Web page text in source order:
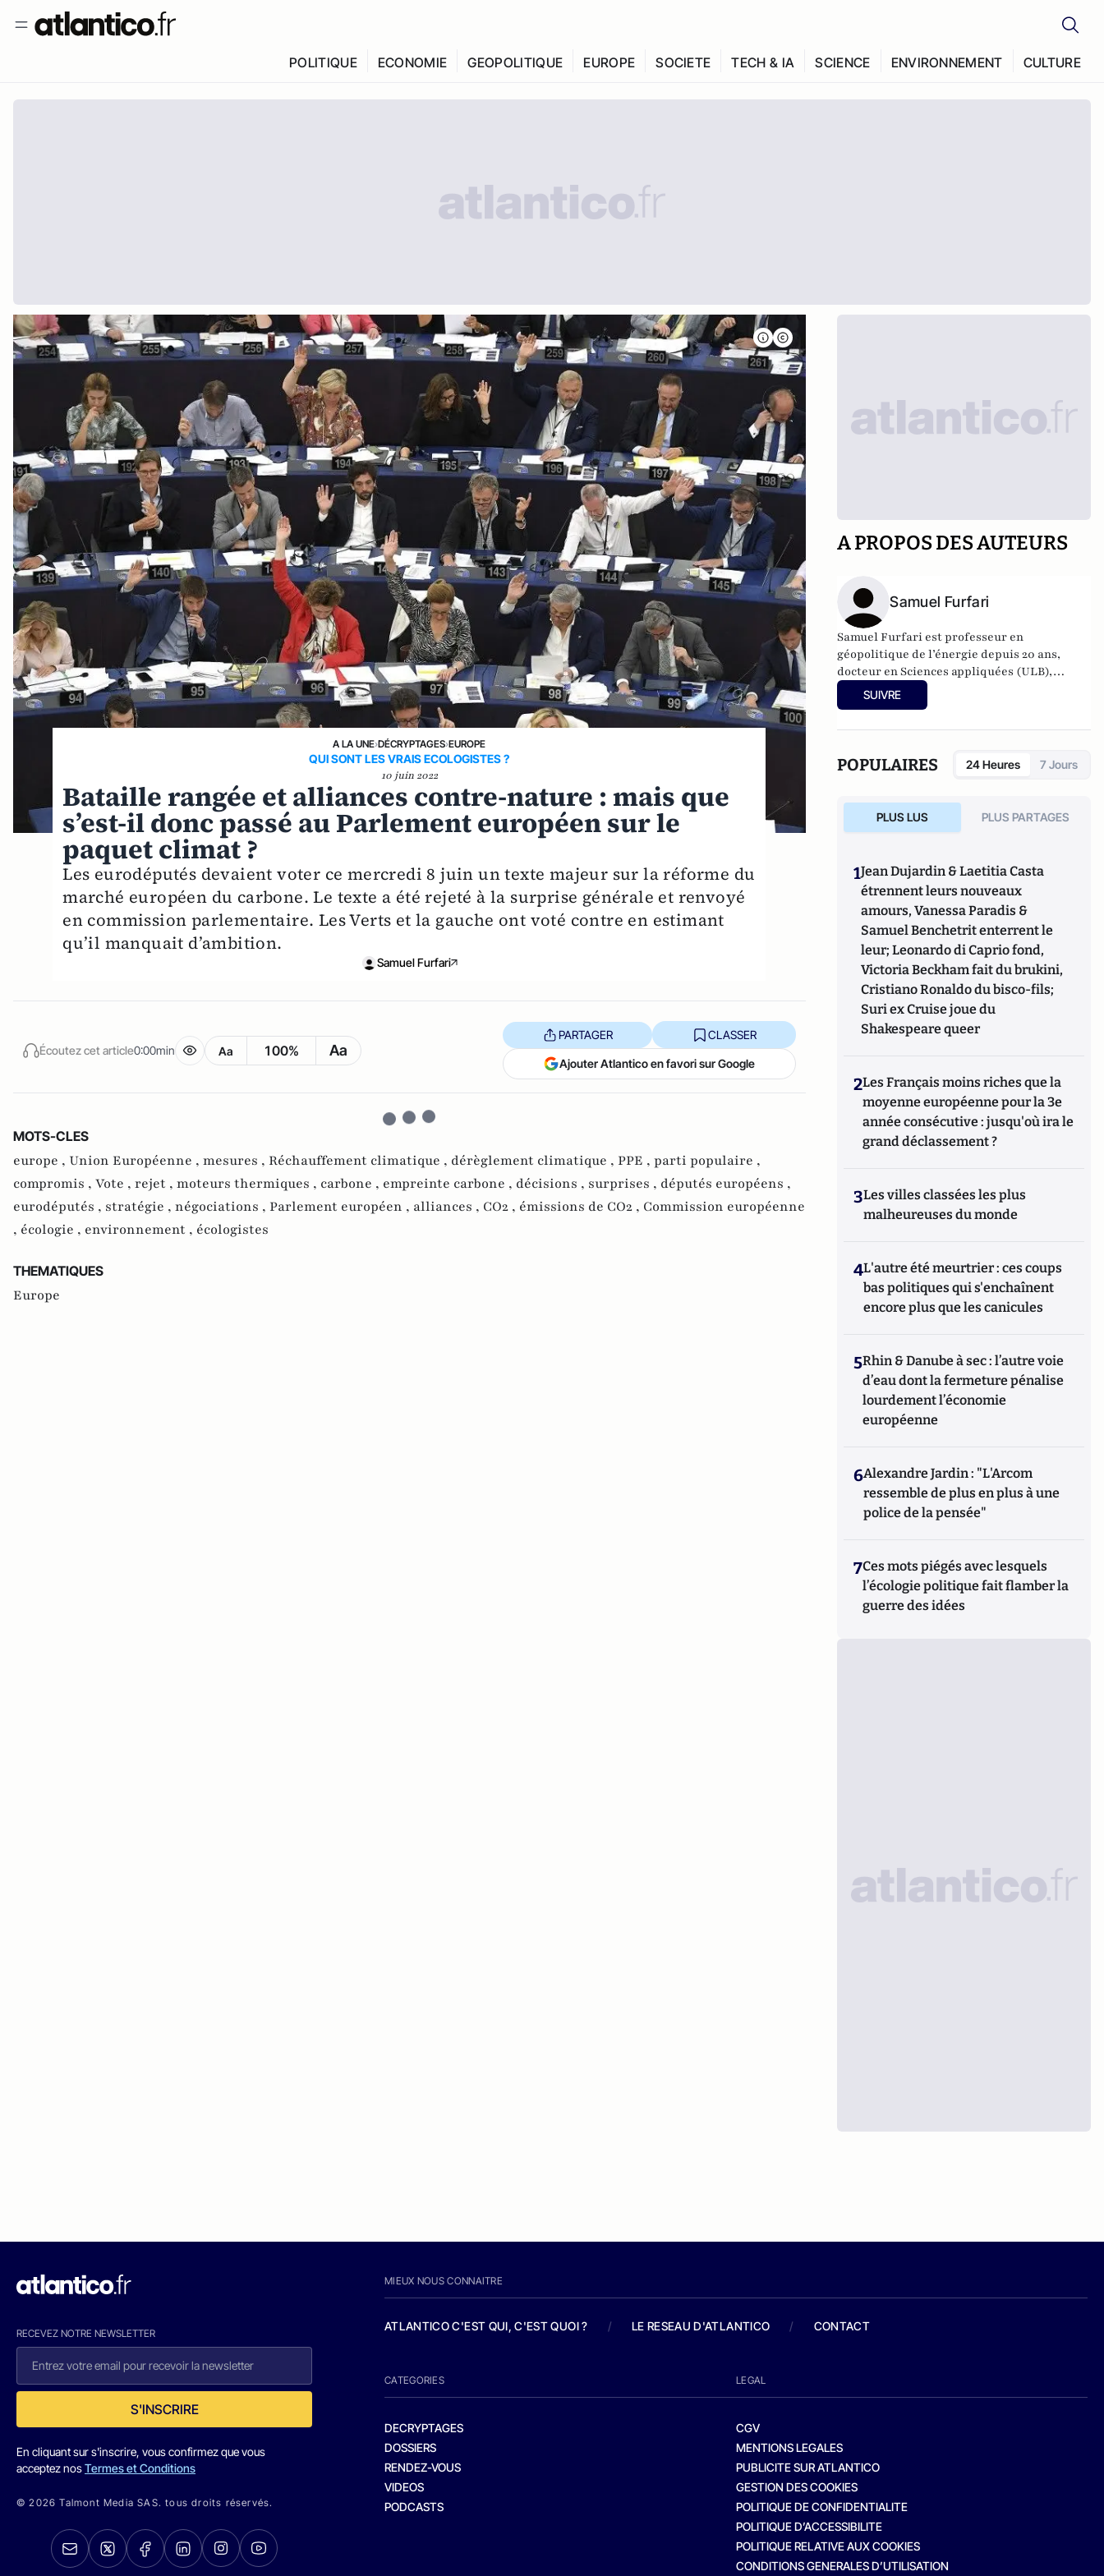
POLITIQUE ECONOMIE GEOPOLITIQUE EUROPE SOCIETE TECH & IA SCIENCE ENVIRONNEMENT CULTURE
A LA UNE›DÉCRYPTAGES›EUROPE
QUI SONT LES VRAIS ECOLOGISTES ?
10 juin 2022
Bataille rangée et alliances contre-nature : mais que
s’est-il donc passé au Parlement européen sur le
paquet climat ?
Les eurodéputés devaient voter ce mercredi 8 juin un texte majeur sur la réforme du
marché européen du carbone. Le texte a été rejeté à la surprise générale et renvoyé
en commission parlementaire. Les Verts et la gauche ont voté contre en estimant
qu’il manquait d’ambition.
Samuel Furfari
Écoutez cet article0:00min Aa 100% Aa
PARTAGER CLASSER
Ajouter Atlantico en favori sur Google
MOTS-CLES
europe , Union Européenne , mesures , Réchauffement climatique , dérèglement climatique , PPE , parti populaire ,
compromis , Vote , rejet , moteurs thermiques , carbone , empreinte carbone , décisions , surprises , députés européens ,
eurodéputés , stratégie , négociations , Parlement européen , alliances , CO2 , émissions de CO2 , Commission européenne
, écologie , environnement , écologistes
THEMATIQUES
Europe
A PROPOS DES AUTEURS
Samuel Furfari
Samuel Furfari est professeur en
géopolitique de l’énergie depuis 20 ans,
docteur en Sciences appliquées (ULB),
ingénieur polytechnicien (ULB). Il a été
durant trente-six ans haut fonctionnaire à la
livres.
SUIVRE
POPULAIRES 24 Heures 7 Jours
PLUS LUS PLUS PARTAGES
1Jean Dujardin & Laetitia Casta
étrennent leurs nouveaux
amours, Vanessa Paradis &
Samuel Benchetrit enterrent le
leur; Leonardo di Caprio fond,
Victoria Beckham fait du brukini,
Cristiano Ronaldo du bisco-fils;
Suri ex Cruise joue du
Shakespeare queer
2Les Français moins riches que la
moyenne européenne pour la 3e
année consécutive : jusqu'où ira le
grand déclassement ?
3Les villes classées les plus
malheureuses du monde
4L'autre été meurtrier : ces coups
bas politiques qui s'enchaînent
encore plus que les canicules
5Rhin & Danube à sec : l’autre voie
d’eau dont la fermeture pénalise
lourdement l’économie
européenne
6Alexandre Jardin : "L'Arcom
ressemble de plus en plus à une
police de la pensée"
7Ces mots piégés avec lesquels
l’écologie politique fait flamber la
guerre des idées
RECEVEZ NOTRE NEWSLETTER
S'INSCRIRE
En cliquant sur s'inscrire, vous confirmez que vous
acceptez nosTermes et Conditions
© 2026 Talmont Media SAS. tous droits réservés.
MIEUX NOUS CONNAITRE
ATLANTICO C'EST QUI, C'EST QUOI ? / LE RESEAU D'ATLANTICO / CONTACT
CATEGORIES
DECRYPTAGES
DOSSIERS
RENDEZ-VOUS
VIDEOS
PODCASTS
LEGAL
CGV
MENTIONS LEGALES
PUBLICITE SUR ATLANTICO
GESTION DES COOKIES
POLITIQUE DE CONFIDENTIALITE
POLITIQUE D’ACCESSIBILITE
POLITIQUE RELATIVE AUX COOKIES
CONDITIONS GENERALES D’UTILISATION